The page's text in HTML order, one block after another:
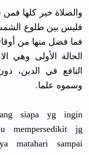
والصلاة خير كلها
فليس بين طلوع الشمس
فما فضل منها من
الحالة الأولى
النافع في الدين،
وسموه علما.
siapa yg ingin
mempersedikit jg
matahari sampai